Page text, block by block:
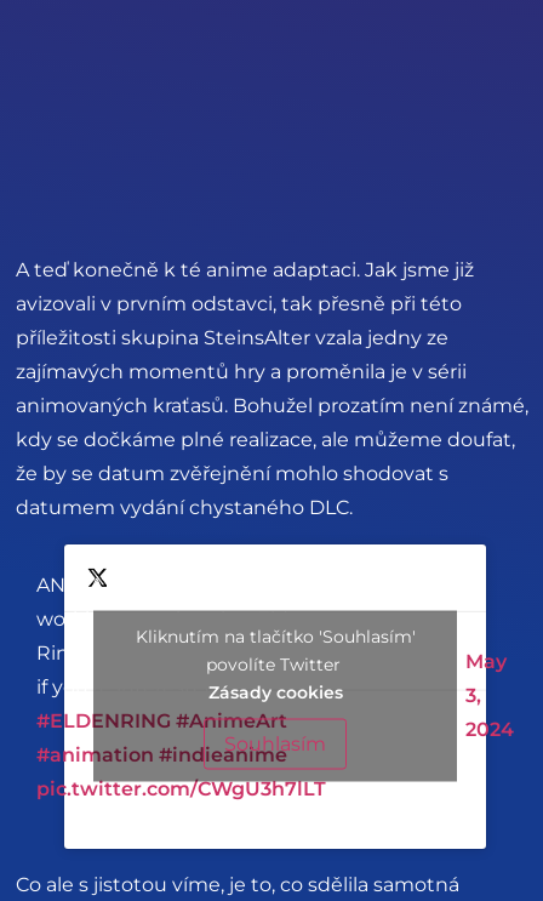
A teď konečně k té anime adaptaci. Jak jsme již
avizovali v prvním odstavci, tak přesně při této
příležitosti skupina SteinsAlter vzala jedny ze
zajímavých momentů hry a proměnila je v sérii
animovaných kraťasů. Bohužel prozatím není známé,
kdy se dočkáme plné realizace, ale můžeme doufat,
že by se datum zvěřejnění mohlo shodovat s
datumem vydání chystaného DLC.
ANIMATORS, we are currently
working on animating Elden
Ring anime shots, hit me up
if you're interested
#ELDENRING #AnimeArt
#animation #indieanime
pic.twitter.com/CWgU3h7lLT
(@SteinsAlter)
May
3,
2024
Kliknutím na tlačítko 'Souhlasím'
povolíte Twitter
Zásady cookies
Souhlasím
Co ale s jistotou víme, je to, co sdělila samotná